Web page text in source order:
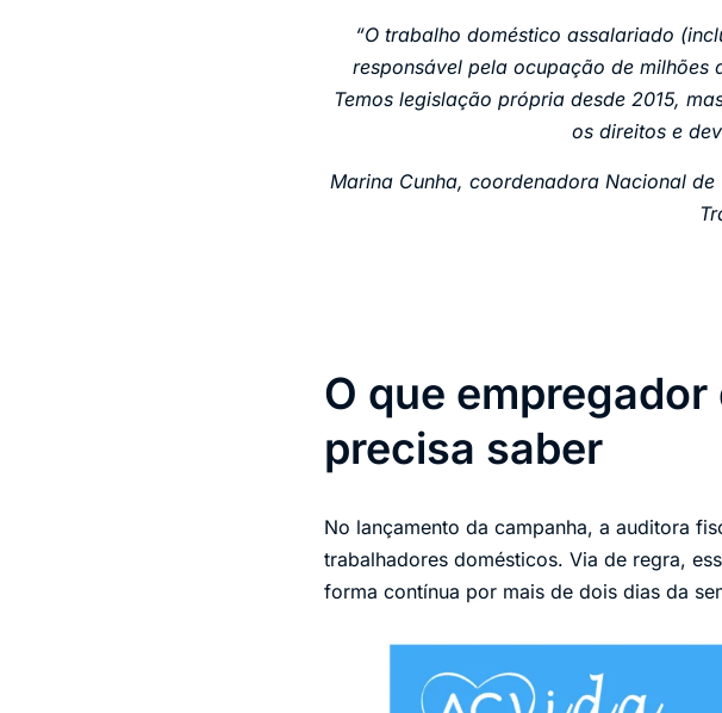
“O trabalho doméstico assalariado
responsável pela ocupação de milhões
Temos legislação própria desde 2015,
os direitos e
Marina Cunha, coordenadora Nacional
O que
precisa saber
No lançamento da campanha, a auditora
trabalhadores domésticos. Via de regra,
forma contínua por mais de dois dias da